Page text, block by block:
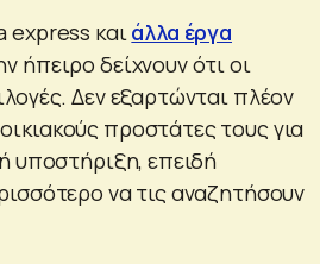
express καιάλλα έργα
ήπειρο δείχνουν ότι οι
Δεν εξαρτώνται πλέον
προστάτες τους για
υποστήριξη, επειδή
να τις αναζητήσουν